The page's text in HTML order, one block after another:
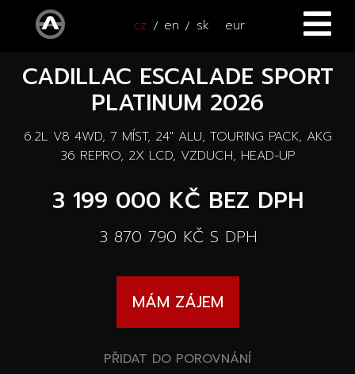
cz en sk eur
ÚVOD
Všechny vozy
Nové vozy
Autooutlet Design
ČTYŘKOLKY
SERVIS
PŘÍSLUŠENSTVÍ
Wheel Pros
Speciální akce
CADILLAC ESCALADE SPORT
PLATINUM 2026
6.2L V8 4WD, 7 MÍST, 24" ALU, TOURING PACK, AKG
36 REPRO, 2X LCD, VZDUCH, HEAD-UP
3 199 000 KČ BEZ DPH
3 870 790 KČS DPH
MÁM ZÁJEM
PŘIDAT DO POROVNÁNÍ